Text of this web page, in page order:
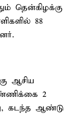
தென்கிழக்கு
88
ஆசிய
2
கடந்த ஆண்டு